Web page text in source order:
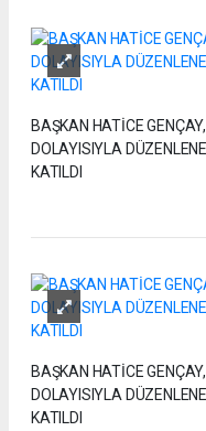
BAŞKAN HATİCE
DOLAYISIYLA
KATILDI
BAŞKAN HATİCE
DOLAYISIYLA
KATILDI